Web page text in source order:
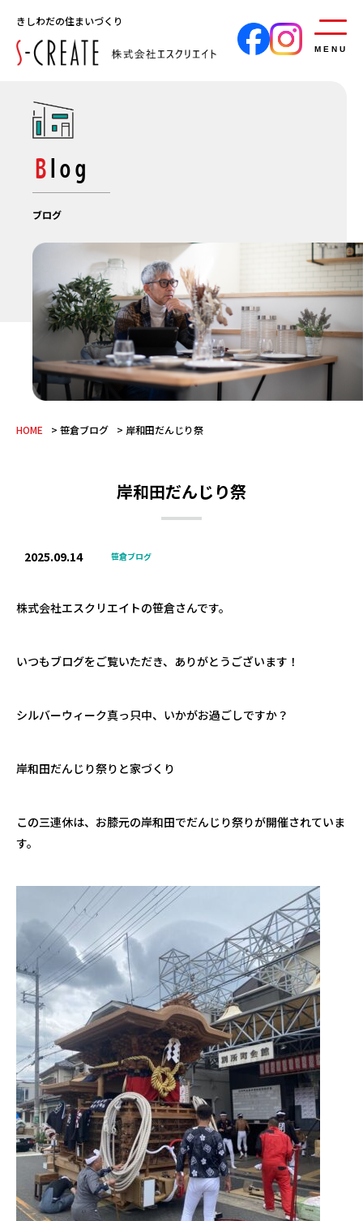
きしわだの住まいづくり
MENU
Blog
ブログ
HOME 笹倉ブログ 岸和田だんじり祭
岸和田だんじり祭
2025.09.14 笹倉ブログ
株式会社エスクリエイトの笹倉さんです。
いつもブログをご覧いただき、ありがとうございます！
シルバーウィーク真っ只中、いかがお過ごしですか？
岸和田だんじり祭りと家づくり
この三連休は、お膝元の岸和田でだんじり祭りが開催されていま
す。